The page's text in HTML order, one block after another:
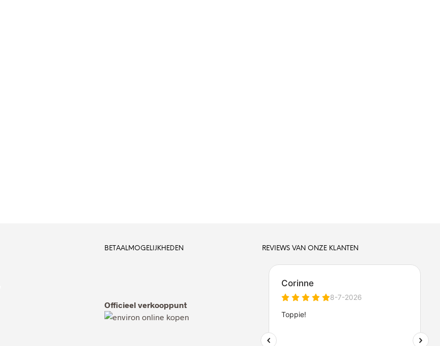
BETAALMOGELIJKHEDEN
Officieel verkooppunt
REVIEWS VAN ONZE KLANTEN